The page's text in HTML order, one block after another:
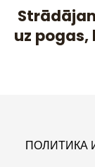
uz
ПОЛИТИКА